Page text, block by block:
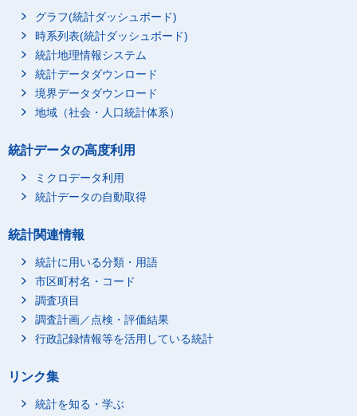
グラフ(統計ダッシュボード)
時系列表(統計ダッシュボード)
統計地理情報システム
統計データダウンロード
境界データダウンロード
地域（社会・人口統計体系）
統計データの高度利用
ミクロデータ利用
統計データの自動取得
統計関連情報
統計に用いる分類・用語
市区町村名・コード
調査項目
調査計画／点検・評価結果
行政記録情報等を活用している統計
リンク集
統計を知る・学ぶ